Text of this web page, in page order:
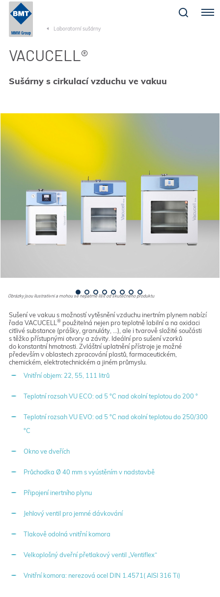
Menu
Laboratorní sušárny
VACUCELL®
Sušárny s cirkulací vzduchu ve vakuu
Obrázky jsou ilustrativní a mohou se nepatrně lišit od skutečného produktu
Sušení ve vakuu s možností vytěsnění vzduchu inertním plynem nabízí
řada VACUCELL ®použitelná nejen pro teplotně labilní a na oxidaci
citlivé substance (prášky, granuláty, …), ale i tvarově složité součásti
s těžko přístupnými otvory a závity. Ideální pro sušení vzorků
do konstantní hmotnosti. Zvláštní uplatnění přístroje je možné
především v oblastech zpracování plastů, farmaceutickém,
chemickém, elektrotechnickém a jiném průmyslu.
Vnitřní objem: 22, 55, 111 litrů
Teplotní rozsah VU ECO: od 5 °C nad okolní teplotou do 200 °
Teplotní rozsah VU EVO: od 5 °C nad okolní teplotou do 250/300
°C
Okno ve dveřích
Průchodka Ø 40 mm s vyústěním v nadstavbě
Připojení inertního plynu
Jehlový ventil pro jemné dávkování
Tlakově odolná vnitřní komora
Velkoplošný dveřní přetlakový ventil „Ventiflex“
Vnitřní komora: nerezová ocel DIN 1.4571( AISI 316 Ti)